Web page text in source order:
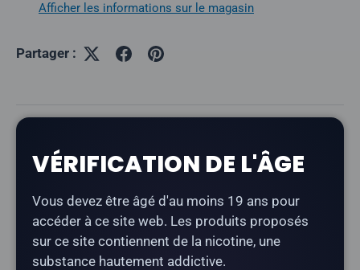
Afficher les informations sur le magasin
Partager :
Description
Flavour Beast CAPSL 60K à la menthe poivrée
glacéeoffre un goût sucré et délicieux de menthe
poivrée, avec une expiration rafraîchissante.
Type de produit :Vape jetable rechargeable)
VÉRIFICATION DE L'ÂGE
Vous devez être âgé d'au moins 19 ans pour
accéder à ce site web. Les produits proposés
sur ce site contiennent de la nicotine, une
substance hautement addictive.